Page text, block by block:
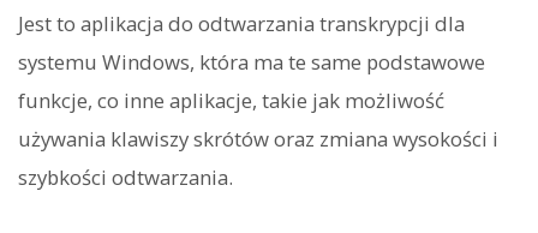
Jest to aplikacja do odtwarzania transkrypcji dla
systemu Windows, która ma te same podstawowe
funkcje, co inne aplikacje, takie jak możliwość
używania klawiszy skrótów oraz zmiana wysokości i
szybkości odtwarzania.